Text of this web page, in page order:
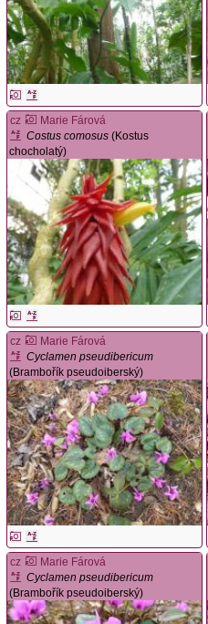
cz
Marie Fárová
Costus comosus (Kostus
chocholatý)
cz
Marie Fárová
Cyclamen pseudibericum
(Brambořík pseudoiberský)
cz
Marie Fárová
Cyclamen pseudibericum
(Brambořík pseudoiberský)